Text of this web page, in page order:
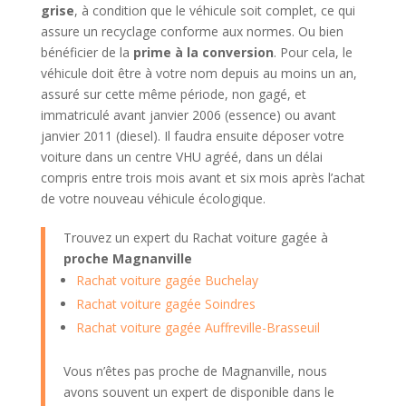
grise, à condition que le véhicule soit complet, ce qui
assure un recyclage conforme aux normes. Ou bien
bénéficier de la prime à la conversion. Pour cela, le
véhicule doit être à votre nom depuis au moins un an,
assuré sur cette même période, non gagé, et
immatriculé avant janvier 2006 (essence) ou avant
janvier 2011 (diesel). Il faudra ensuite déposer votre
voiture dans un centre VHU agréé, dans un délai
compris entre trois mois avant et six mois après l’achat
de votre nouveau véhicule écologique.
Trouvez un expert du Rachat voiture gagée à
proche Magnanville
Rachat voiture gagée Buchelay
Rachat voiture gagée Soindres
Rachat voiture gagée Auffreville-Brasseuil
Vous n’êtes pas proche de Magnanville, nous
avons souvent un expert de disponible dans le